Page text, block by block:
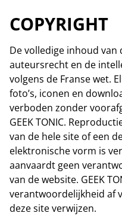
COPYRIGHT
De volledige inhoud
auteursrecht en de
volgens de Franse wet.
foto’s, iconen en
verboden zonder
GEEK TONIC.
van de hele site of een
elektronische vorm is
aanvaardt geen
van de website. GEEK
verantwoordelijkheid af
deze site verwijzen.